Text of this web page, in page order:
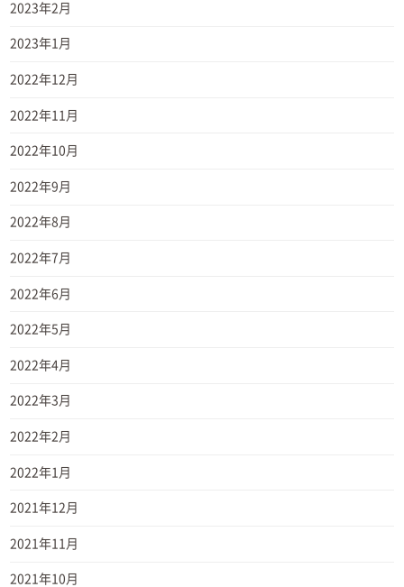
2023年2月
2023年1月
2022年12月
2022年11月
2022年10月
2022年9月
2022年8月
2022年7月
2022年6月
2022年5月
2022年4月
2022年3月
2022年2月
2022年1月
2021年12月
2021年11月
2021年10月